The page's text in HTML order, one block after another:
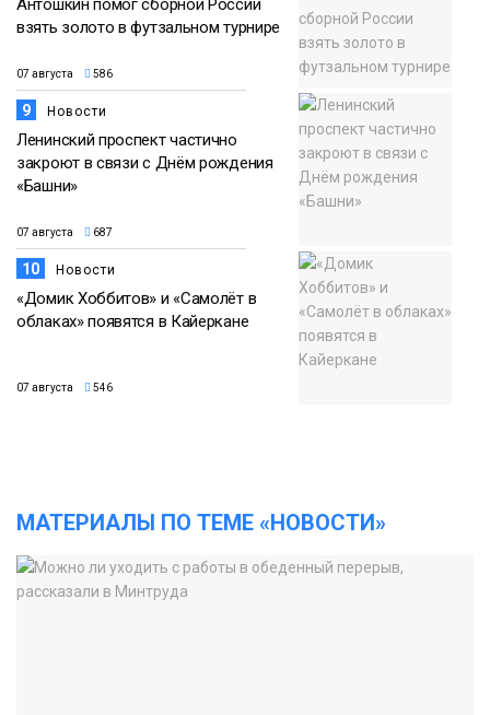
Антошкин помог сборной России
взять золото в футзальном турнире
07 августа 586
9 Новости
Ленинский проспект частично
закроют в связи с Днём рождения
«Башни»
07 августа 687
10 Новости
«Домик Хоббитов» и «Самолёт в
облаках» появятся в Кайеркане
07 августа 546
МАТЕРИАЛЫ ПО ТЕМЕ «НОВОСТИ»